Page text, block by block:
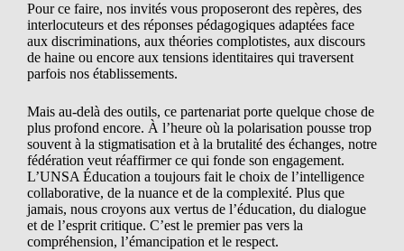
Pour ce faire, nos invités vous proposeront des repères, des
interlocuteurs et des réponses pédagogiques adaptées face
aux discriminations, aux théories complotistes, aux discours
de haine ou encore aux tensions identitaires qui traversent
parfois nos établissements.
Mais au-delà des outils, ce partenariat porte quelque chose de
plus profond encore. À l’heure où la polarisation pousse trop
souvent à la stigmatisation et à la brutalité des échanges, notre
fédération veut réaffirmer ce qui fonde son engagement.
L’UNSA Éducation a toujours fait le choix de l’intelligence
collaborative, de la nuance et de la complexité. Plus que
jamais, nous croyons aux vertus de l’éducation, du dialogue
et de l’esprit critique. C’est le premier pas vers la
compréhension, l’émancipation et le respect.